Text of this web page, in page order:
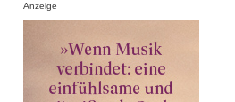
Anzeige